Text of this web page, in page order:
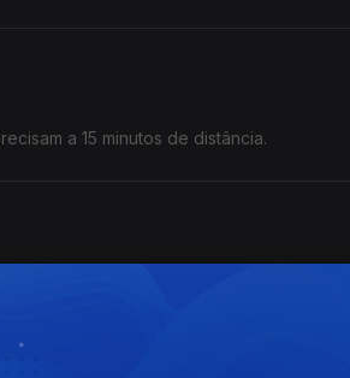
a 15 minutos de distância.
extremamente difícil.